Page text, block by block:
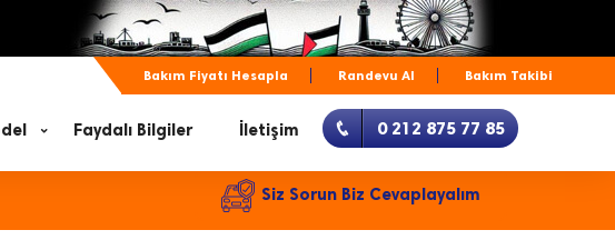
Bakım Fiyatı Hesapla Randevu Al Bakım Takibi
Faydalı Bilgiler İletişim 0 212 875 77 85
Siz Sorun Biz Cevaplayalım